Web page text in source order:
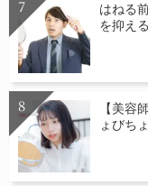
はねる
を抑え
【美容
ょびち